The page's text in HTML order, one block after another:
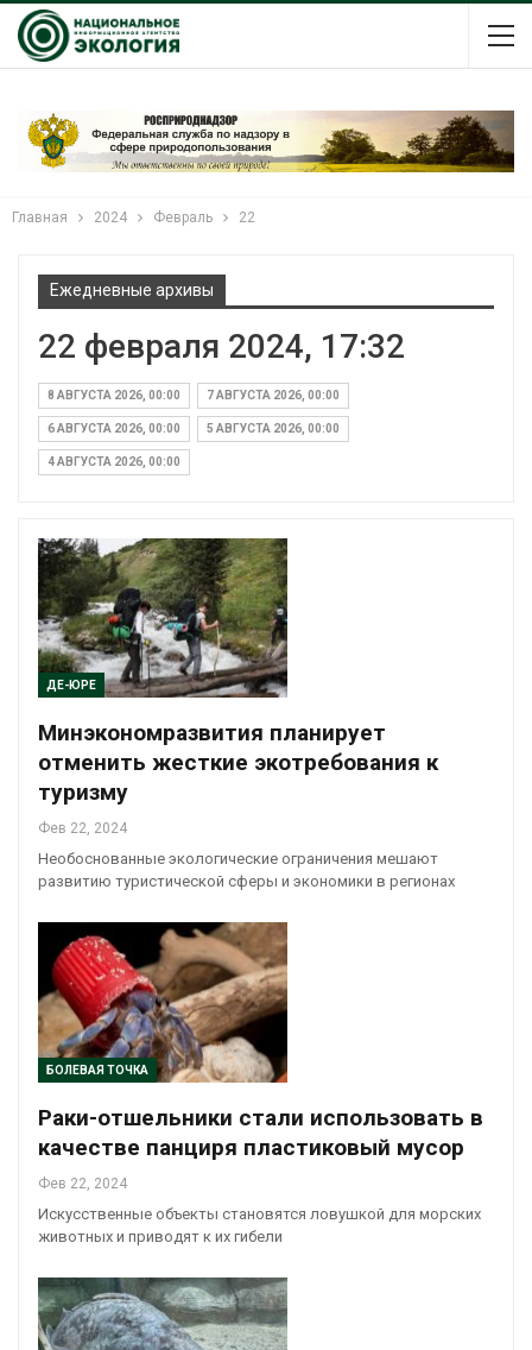
Главная 2024 Февраль 22
Ежедневные архивы
22 февраля 2024, 17:32
8 АВГУСТА 2026, 00:00 7 АВГУСТА 2026, 00:00
6 АВГУСТА 2026, 00:00 5 АВГУСТА 2026, 00:00
4 АВГУСТА 2026, 00:00
ДЕ-ЮРЕ
Минэкономразвития планирует
отменить жесткие экотребования к
туризму
Фев 22, 2024
Необоснованные экологические ограничения мешают
развитию туристической сферы и экономики в регионах
БОЛЕВАЯ ТОЧКА
Раки-отшельники стали использовать в
качестве панциря пластиковый мусор
Фев 22, 2024
Искусственные объекты становятся ловушкой для морских
животных и приводят к их гибели